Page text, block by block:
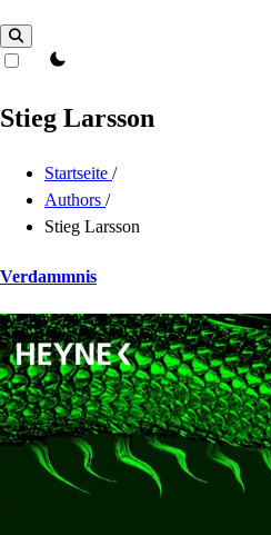
theme switcher
Stieg Larsson
Startseite /
Authors /
Stieg Larsson
Verdammnis